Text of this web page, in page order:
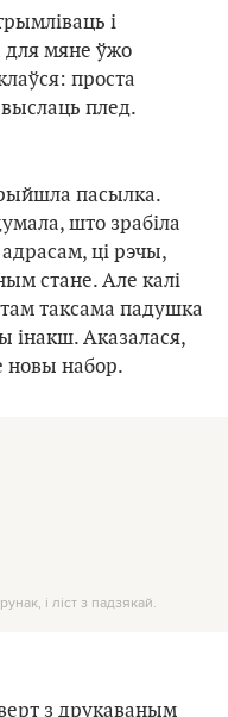
і
для мяне ўжо
проста
выслаць плед.
пасылка.
што зрабіла
ці рэчы,
стане. Але калі
таксама падушка
інакш. Аказалася,
новы набор.
і ліст з падзякай.
з друкаваным